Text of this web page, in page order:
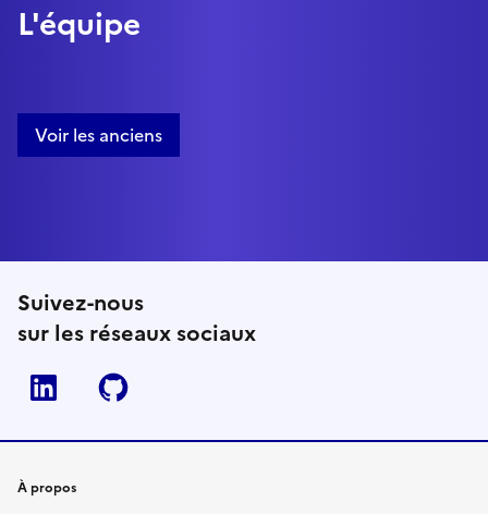
L'équipe
Voir les anciens
Suivez-nous
sur les réseaux sociaux
Linkedin
À propos